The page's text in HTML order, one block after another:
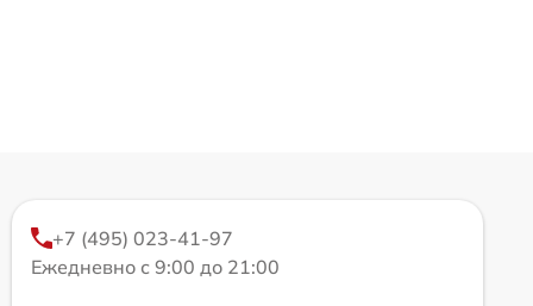
+7 (495) 023-41-97
Ежедневно с 9:00 до 21:00